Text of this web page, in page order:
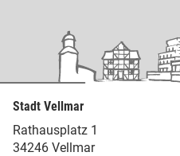
Stadt Vellmar
Rathausplatz 1
34246 Vellmar